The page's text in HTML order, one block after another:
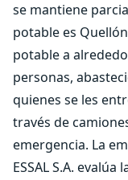
se mantiene
potable es
potable a
personas,
quienes se les
través de
emergencia. La
ESSAL S.A.